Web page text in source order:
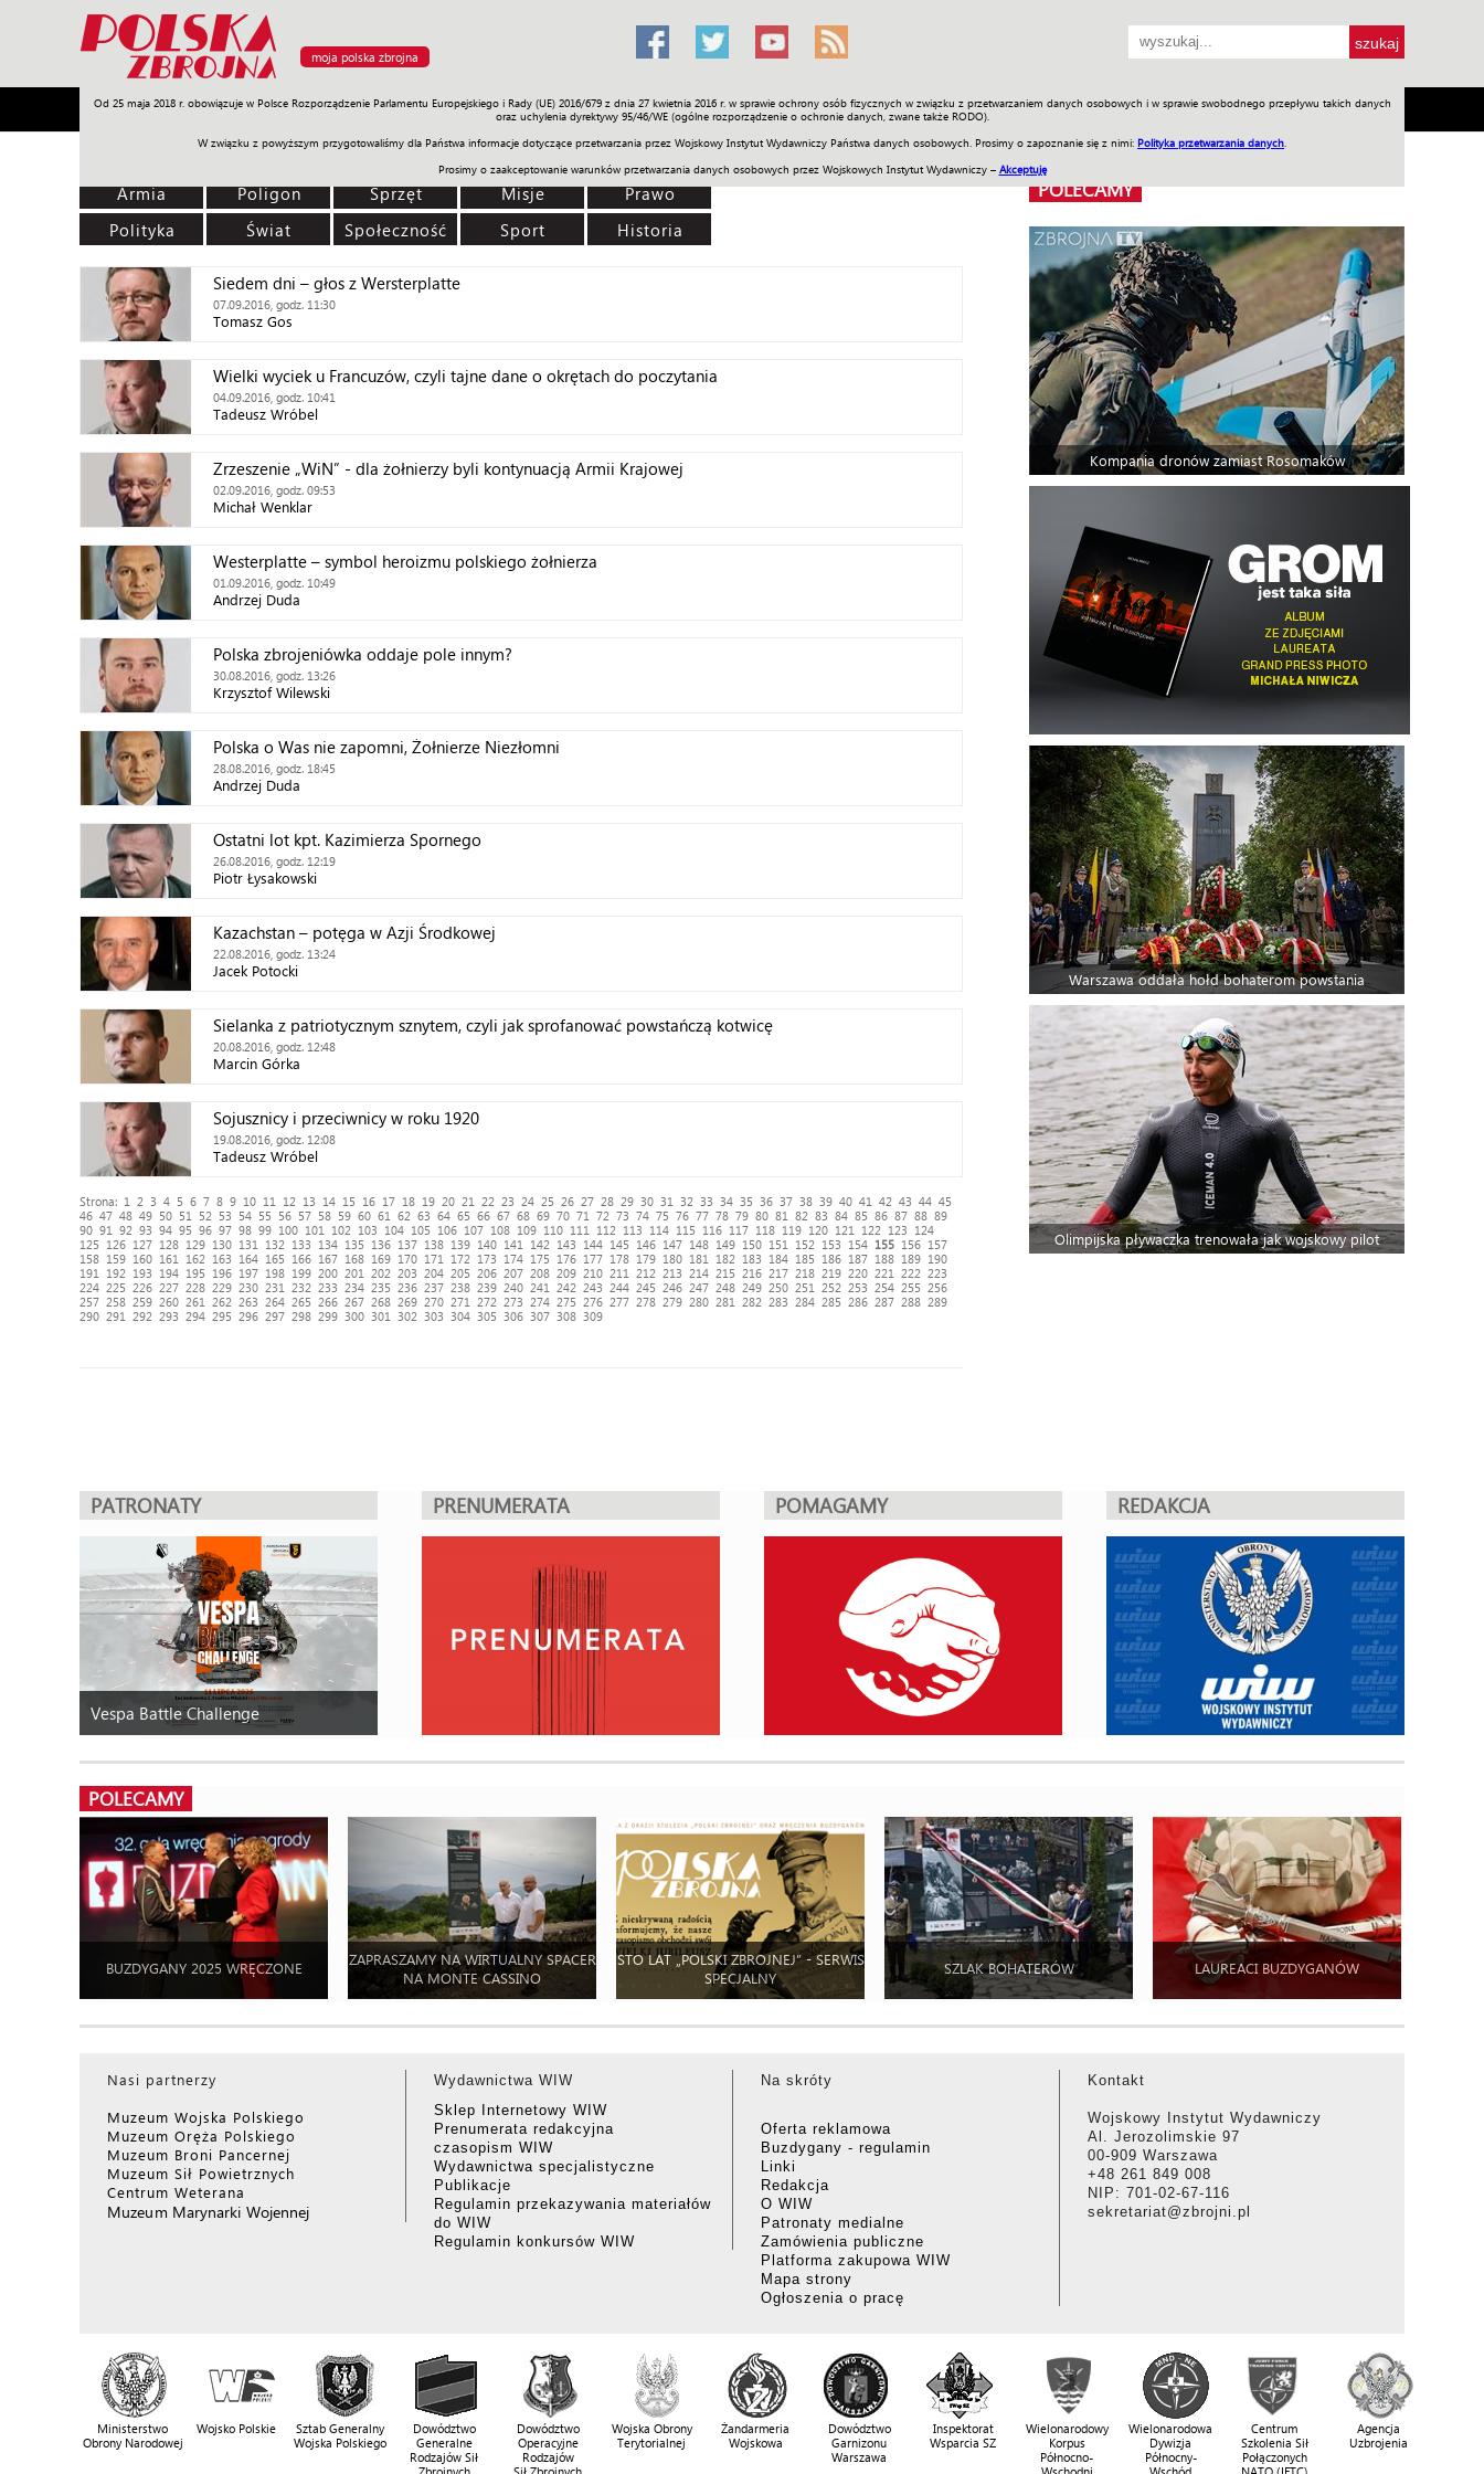
moja polska zbrojna
Od 25 maja 2018 r. obowiązuje w Polsce Rozporządzenie Parlamentu Europejskiego i Rady (UE) 2016/679 z dnia 27 kwietnia 2016 r. w sprawie ochrony osób fizycznych w związku z przetwarzaniem danych osobowych i w sprawie swobodnego przepływu takich danych
oraz uchylenia dyrektywy 95/46/WE (ogólne rozporządzenie o ochronie danych, zwane także RODO).
W związku z powyższym przygotowaliśmy dla Państwa informacje dotyczące przetwarzania przez Wojskowy Instytut Wydawniczy Państwa danych osobowych. Prosimy o zapoznanie się z nimi: Polityka przetwarzania danych
Prosimy o zaakceptowanie warunków przetwarzania danych osobowych przez Wojskowych Instytut Wydawniczy – Akceptuję
Armia Poligon Sprzęt Misje Polityka Prawo Świat Społeczność Sport Historia Galerie Wideo ENGLISH SKLEP Jednodniówki Praca w WIW
Armia Poligon Sprzęt Misje
Prawo
Polityka
Świat Społeczność Sport Historia
Siedem dni – głos z Wersterplatte
07.09.2016, godz. 11:30
Tomasz Gos
Wielki wyciek u Francuzów, czyli tajne dane o okrętach do poczytania
04.09.2016, godz. 10:41
Tadeusz Wróbel
Zrzeszenie „WiN” - dla żołnierzy byli kontynuacją Armii Krajowej
02.09.2016, godz. 09:53
Michał Wenklar
Westerplatte – symbol heroizmu polskiego żołnierza
01.09.2016, godz. 10:49
Andrzej Duda
Polska zbrojeniówka oddaje pole innym?
30.08.2016, godz. 13:26
Krzysztof Wilewski
Polska o Was nie zapomni, Żołnierze Niezłomni
28.08.2016, godz. 18:45
Andrzej Duda
Ostatni lot kpt. Kazimierza Spornego
26.08.2016, godz. 12:19
Piotr Łysakowski
Kazachstan – potęga w Azji Środkowej
22.08.2016, godz. 13:24
Jacek Potocki
Sielanka z patriotycznym sznytem, czyli jak sprofanować powstańczą kotwicę
20.08.2016, godz. 12:48
Marcin Górka
Sojusznicy i przeciwnicy w roku 1920
19.08.2016, godz. 12:08
Tadeusz Wróbel
Strona: 1 2 3 4 5 6 7 8 9 10 11 12 13 14 15 16 17 18 19 20 21 22 23 24 25 26 27 28 29 30 31 32 33 34 35 36 37 38 39 40 41 42 43 44 45
46 47 48 49 50 51 52 53 54 55 56 57 58 59 60 61 62 63 64 65 66 67 68 69 70 71 72 73 74 75 76 77 78 79 80 81 82 83 84 85 86 87 88 89
90 91 92 93 94 95 96 97 98 99 100 101 102 103 104 105 106 107 108 109 110 111 112 113 114 115 116 117 118 119 120 121 122 123
124
125
126 127 128 129 130 131 132 133 134 135 136 137 138 139 140 141 142 143 144 145 146 147 148 149 150 151 152 153 154 155 156 157
158 159 160 161 162 163 164 165 166 167 168 169 170 171 172 173 174 175 176 177 178 179 180 181 182 183 184 185 186 187 188 189 190
191
192 193 194 195 196 197 198 199 200 201 202 203 204 205 206 207 208 209 210 211 212 213 214 215 216 217 218 219 220 221 222
223
224 225 226 227 228 229 230 231 232 233 234 235 236 237 238 239 240 241 242 243 244 245 246 247 248 249 250 251 252 253 254 255
256
257 258 259 260 261 262 263 264 265 266 267 268 269 270 271 272 273 274 275 276 277 278 279 280 281 282 283 284 285 286 287 288 289
290 291 292 293 294 295 296 297 298 299 300 301 302 303 304 305 306 307 308 309
POLECAMY
Kompania dronów zamiast Rosomaków
Warszawa oddała hołd bohaterom powstania
Olimpijska pływaczka trenowała jak wojskowy pilot
PATRONATY
Vespa Battle Challenge
PRENUMERATA POMAGAMY REDAKCJA
POLECAMY
BUZDYGANY 2025 WRĘCZONE
ZAPRASZAMY NA WIRTUALNY SPACER
NA MONTE CASSINO
STO LAT „POLSKI ZBROJNEJ” - SERWIS
SPECJALNY
SZLAK BOHATERÓW LAUREACI BUZDYGANÓW
Nasi partnerzy
Muzeum Wojska Polskiego
Muzeum Oręża Polskiego
Muzeum Broni Pancernej
Muzeum Sił Powietrznych
Centrum Weterana
Muzeum Marynarki Wojennej
Wydawnictwa WIW
Sklep Internetowy WIW
Prenumerata redakcyjna
czasopism WIW
Wydawnictwa specjalistyczne
Publikacje
Regulamin przekazywania materiałów
do WIW
Regulamin konkursów WIW
Na skróty
Oferta reklamowa
Buzdygany - regulamin
Linki
Redakcja
O WIW
Patronaty medialne
Zamówienia publiczne
Platforma zakupowa WIW
Mapa strony
Ogłoszenia o pracę
Kontakt
Wojskowy Instytut Wydawniczy
Al. Jerozolimskie 97
00-909 Warszawa
+48 261 849 008
NIP: 701-02-67-116
sekretariat@zbrojni.pl
Ministerstwo
Obrony Narodowej
Wojsko Polskie
Sztab Generalny
Wojska Polskiego
Dowództwo
Generalne
Rodzajów Sił
Dowództwo
Operacyjne
Rodzajów
Wojska Obrony
Terytorialnej
Żandarmeria
Wojskowa
Dowództwo
Garnizonu
Warszawa
Inspektorat
Wsparcia SZ
Wielonarodowy
Korpus
Północno-
Wielonarodowa
Dywizja
Północny-
Centrum
Szkolenia Sił
Połączonych
Agencja
Uzbrojenia